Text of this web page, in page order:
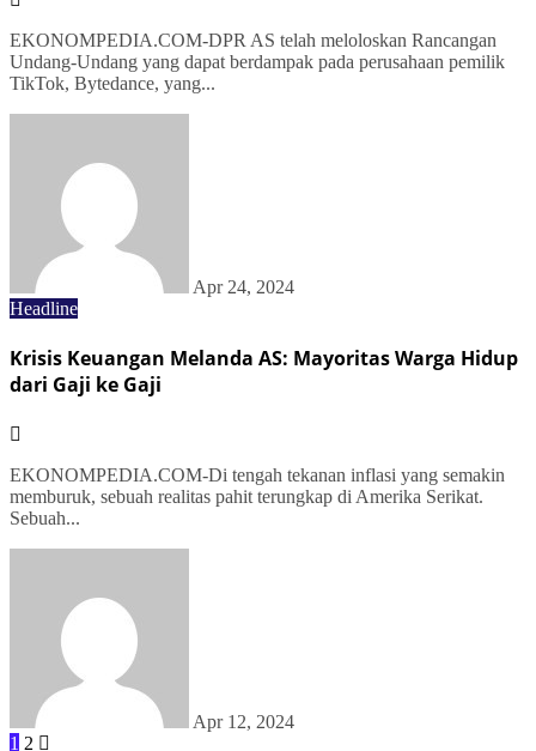
EKONOMPEDIA.COM-DPR AS telah meloloskan Rancangan
Undang-Undang yang dapat berdampak pada perusahaan pemilik
TikTok, Bytedance, yang...
Apr 24, 2024
Headline
Krisis Keuangan Melanda AS: Mayoritas Warga Hidup
dari Gaji ke Gaji
EKONOMPEDIA.COM-Di tengah tekanan inflasi yang semakin
memburuk, sebuah realitas pahit terungkap di Amerika Serikat.
Sebuah...
Apr 12, 2024
1 2